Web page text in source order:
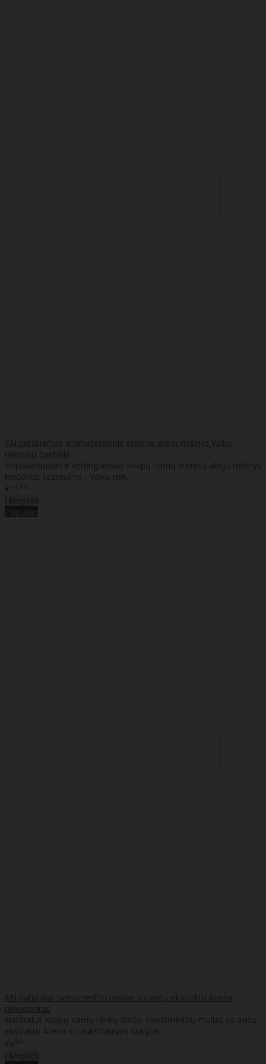
KN purškiamas aromaterapinis eterinių aliejų mišinys Vaikų
mikrobų baidyklė
Populiariausias ir vertingiausias Kvapų namų eterinių aliejų mišinys
keičiantis sezonams - Vaikų mik..
€11 90
Populiari
KN natūralus sviestmedžių muilas su avižų ekstraktu Avena,
nekvėpintas
Natūralus Kvapų namų rankų darbo sviestmedžių muilas su avižų
ekstraktu Avena su aukščiausios kokybė..
€680